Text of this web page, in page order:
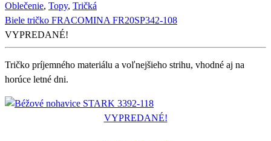
Oblečenie, Topy, Tričká
Biele tričko FRACOMINA FR20SP342-108
VYPREDANÉ!
Tričko príjemného materiálu a voľnejšieho strihu, vhodné aj na
horúce letné dni.
VYPREDANÉ!